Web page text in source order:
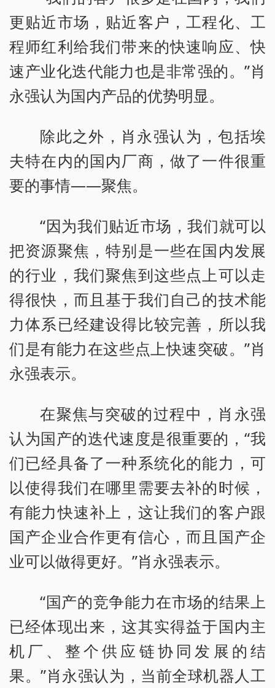
更贴近市场，贴近客户，工程化、工
程师红利给我们带来的快速响应、快
速产业化迭代能力也是非常强的。”肖
永强认为国内产品的优势明显。
除此之外，肖永强认为，包括埃
夫特在内的国内厂商，做了一件很重
要的事情——聚焦。
“因为我们贴近市场，我们就可以
把资源聚焦，特别是一些在国内发展
的行业，我们聚焦到这些点上可以走
得很快，而且基于我们自己的技术能
力体系已经建设得比较完善，所以我
们是有能力在这些点上快速突破。”肖
永强表示。
在聚焦与突破的过程中，肖永强
认为国产的迭代速度是很重要的，“我
们已经具备了一种系统化的能力，可
以使得我们在哪里需要去补的时候，
有能力快速补上，这让我们的客户跟
国产企业合作更有信心，而且国产企
业可以做得更好。”肖永强表示。
“国产的竞争能力在市场的结果上
已经体现出来，这其实得益于国内主
机厂、整个供应链协同发展的结
果。”肖永强认为，当前全球机器人工